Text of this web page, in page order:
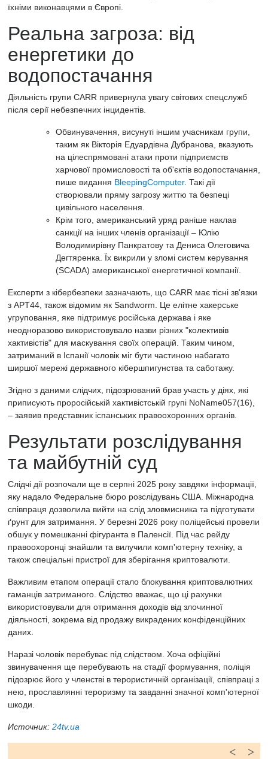
їхніми виконавцями в Європі.
Реальна загроза: від
енергетики до
водопостачання
Діяльність групи CARR привернула увагу світових спецслужб
після серії небезпечних інцидентів.
Обвинувачення, висунуті іншим учасникам групи,
таким як Вікторія Едуардівна Дубранова, вказують
на цілеспрямовані атаки проти підприємств
харчової промисловості та об'єктів водопостачання,
пише видання BleepingComputer. Такі дії
створювали пряму загрозу життю та безпеці
цивільного населення.
Крім того, американський уряд раніше наклав
санкції на інших членів організації – Юлію
Володимирівну Панкратову та Дениса Олеговича
Дегтяренка. Їх викрили у зломі систем керування
(SCADA) американської енергетичної компанії.
Експерти з кібербезпеки зазначають, що CARR має тісні зв'язки
з APT44, також відомим як Sandworm. Це елітне хакерське
угруповання, яке підтримує російська держава і яке
неодноразово використовувало назви різних "колективів
хактивістів" для маскування своїх операцій. Таким чином,
затриманий в Іспанії чоловік міг бути частиною набагато
ширшої мережі державного кібершпигунства та саботажу.
Згідно з даними слідчих, підозрюваний брав участь у діях, які
приписують проросійській хактивістській групі NoName057(16),
– заявив представник іспанських правоохоронних органів.
Результати розслідування
та майбутній суд
Слідчі дії розпочали ще в серпні 2025 року завдяки інформації,
яку надало Федеральне бюро розслідувань США. Міжнародна
співпраця дозволила вийти на слід зловмисника та підготувати
ґрунт для затримання. У березні 2026 року поліцейські провели
обшук у помешканні фігуранта в Паленсії. Під час рейду
правоохоронці знайшли та вилучили комп'ютерну техніку, а
також спеціальні пристрої для зберігання криптовалюти.
Важливим етапом операції стало блокування криптовалютних
гаманців затриманого. Слідство вважає, що ці рахунки
використовували для отримання доходів від злочинної
діяльності, зокрема від продажу викрадених конфіденційних
даних.
Наразі чоловік перебуває під слідством. Хоча офіційні
звинувачення ще перебувають на стадії формування, поліція
підозрює його у членстві в терористичній організації, співпраці з
нею, прославлянні тероризму та завданні значної комп'ютерної
шкоди.
Источник: 24tv.ua
>
<